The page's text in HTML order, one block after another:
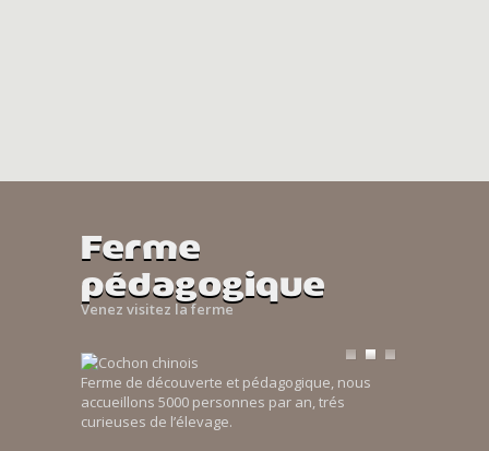
Ferme
pédagogique
Venez visitez la ferme
Ferme de découverte et pédagogique, nous
accueillons 5000 personnes par an, trés
curieuses de l’élevage.